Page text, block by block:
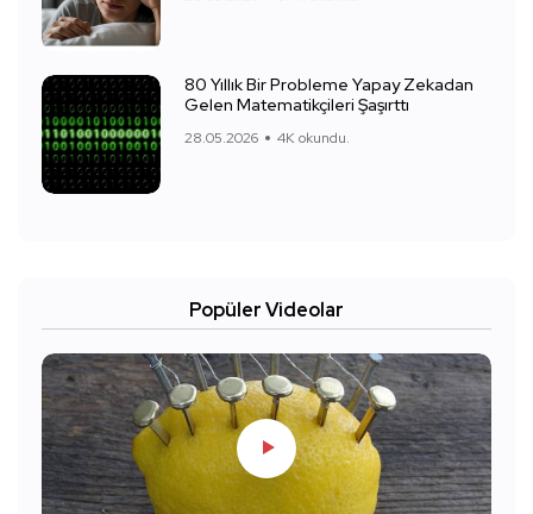
80 Yıllık Bir Probleme Yapay Zekadan
Gelen Matematikçileri Şaşırttı
28.05.2026 4K okundu.
Popüler Videolar